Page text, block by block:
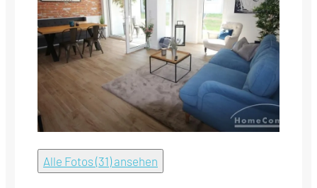
Alle Fotos (31) ansehen